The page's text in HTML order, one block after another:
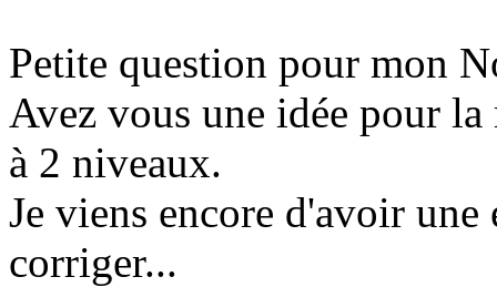
Petite question pour mon
Avez vous une idée pour
à 2 niveaux.
Je viens encore d'avoir
corriger...